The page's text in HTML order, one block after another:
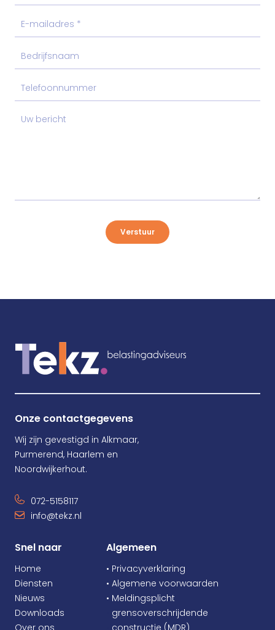
Verstuur
Onze contactgegevens
Wij zijn gevestigd in Alkmaar,
Purmerend, Haarlem en
Noordwijkerhout.
072-5158117
info@tekz.nl
Snel naar
Home
Diensten
Nieuws
Downloads
Over ons
Algemeen
• Privacyverklaring
• Algemene voorwaarden
• Meldingsplicht
grensoverschrijdende
constructie (MDR)